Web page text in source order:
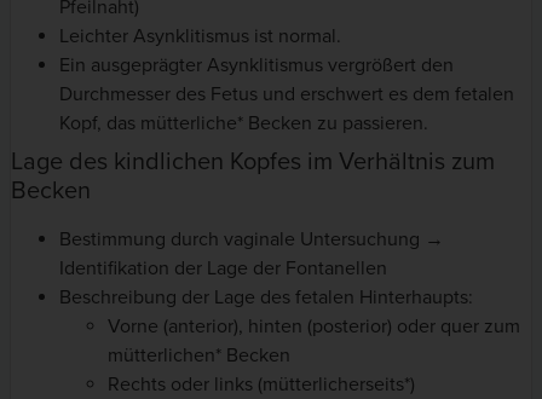
Pfeilnaht)
Leichter Asynklitismus ist normal.
Ein ausgeprägter Asynklitismus vergrößert den
Durchmesser des Fetus und erschwert es dem fetalen
Kopf, das mütterliche* Becken zu passieren.
Lage des kindlichen Kopfes im Verhältnis zum
Becken
Bestimmung durch vaginale Untersuchung →
Identifikation der Lage der Fontanellen
Beschreibung der Lage des fetalen Hinterhaupts:
Vorne (anterior), hinten (posterior) oder quer zum
mütterlichen* Becken
Rechts oder links (mütterlicherseits*)